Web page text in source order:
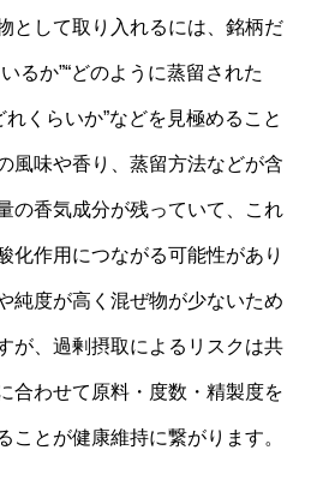
として取り入れるには、銘柄だ
るか”“どのように蒸留された
れくらいか”などを見極めること
風味や香り、蒸留方法などが含
の香気成分が残っていて、これ
化作用につながる可能性があり
純度が高く混ぜ物が少ないため
が、過剰摂取によるリスクは共
合わせて原料・度数・精製度を
ことが健康維持に繋がります。